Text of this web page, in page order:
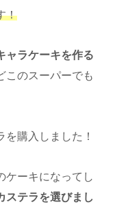
！
ャラケーキを作る
このスーパーでも
購入しました！
ケーキになってし
ステラを選びまし